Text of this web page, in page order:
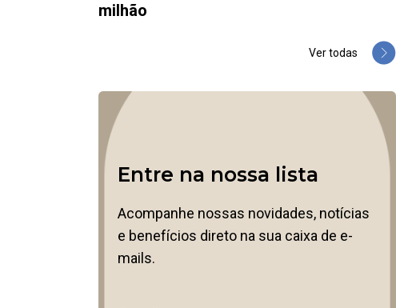
milhão
Ver todas
Entre na nossa lista
Acompanhe nossas novidades, notícias
e benefícios direto na sua caixa de e-
mails.